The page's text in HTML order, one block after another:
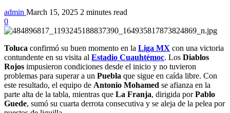
admin March 15, 2025 2 minutes read
0
Toluca confirmó su buen momento en la Liga MX con una victoria
contundente en su visita al Estadio Cuauhtémoc. Los Diablos
Rojos impusieron condiciones desde el inicio y no tuvieron
problemas para superar a un Puebla que sigue en caída libre. Con
este resultado, el equipo de Antonio Mohamed se afianza en la
parte alta de la tabla, mientras que La Franja, dirigida porPablo
Guede, sumó su cuarta derrota consecutiva y se aleja de la pelea por